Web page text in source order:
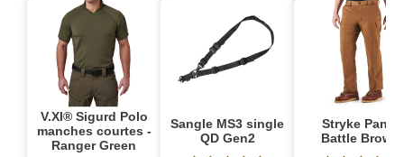
V.XI® Sigurd Polo
manches courtes -
Ranger Green
Sangle MS3 single
QD Gen2
Stryke Pant -
Battle Brown